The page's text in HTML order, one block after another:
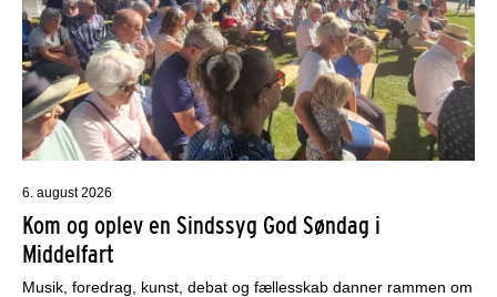
6. august 2026
Kom og oplev en Sindssyg God Søndag i
Middelfart
Musik, foredrag, kunst, debat og fællesskab danner rammen om